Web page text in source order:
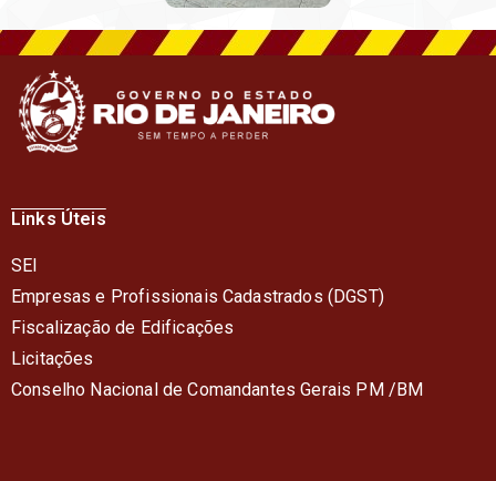
Links Úteis
SEI
Empresas e Profissionais Cadastrados (DGST)
Fiscalização de Edificações
Licitações
Conselho Nacional de Comandantes Gerais PM /BM